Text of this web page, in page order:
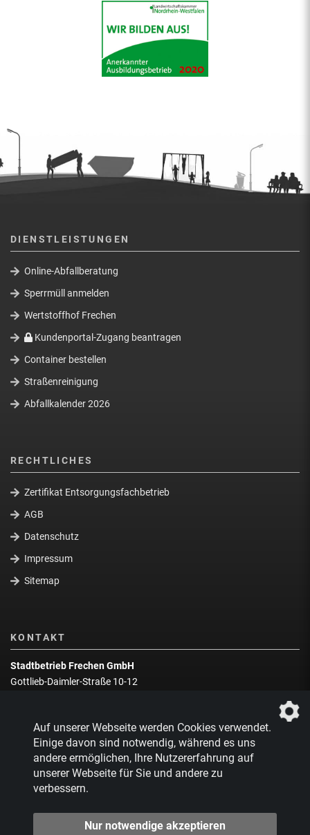
DIENSTLEISTUNGEN
Online-Abfallberatung
Sperrmüll anmelden
Wertstoffhof Frechen
Kundenportal-Zugang beantragen
Container bestellen
Straßenreinigung
Abfallkalender 2026
RECHTLICHES
Zertifikat Entsorgungsfachbetrieb
AGB
Datenschutz
Impressum
Sitemap
KONTAKT
Stadtbetrieb Frechen GmbH
Gottlieb-Daimler-Straße 10-12
Zentrale:02234 9217-0
Abfallberatung:02234 9217-17
Auf unserer Webseite werden Cookies verwendet.
Einige davon sind notwendig, während es uns
andere ermöglichen, Ihre Nutzererfahrung auf
unserer Webseite für Sie und andere zu
verbessern.
Nur notwendige akzeptieren